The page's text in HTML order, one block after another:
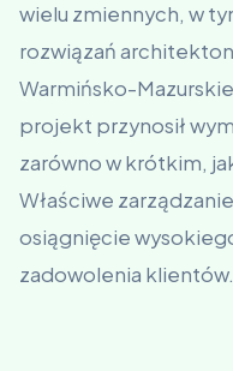
wielu zmiennych, w
rozwiązań
Warmińsko-
projekt przynosił
zarówno w krótkim,
Właściwe
osiągnięcie
zadowolenia klientów.